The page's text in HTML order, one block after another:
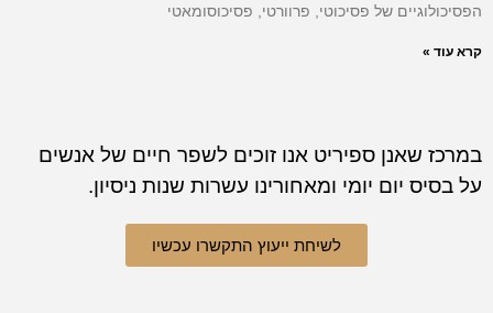
של פסיכוטי, פרוורטי, פסיכוסומאטי
שאנן ספיריט אנו זוכים לשפר חיים של אנשים
יום יומי ומאחורינו עשרות שנות ניסיון.
לשיחת ייעוץ התקשרו עכשיו